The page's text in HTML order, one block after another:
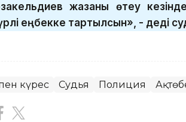
жазаны өтеу
еңбекке тартылсын», - деді
күрес Судья Полиция